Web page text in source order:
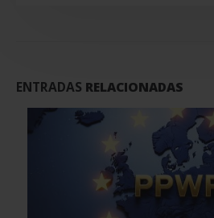
ENTRADAS RELACIONADAS